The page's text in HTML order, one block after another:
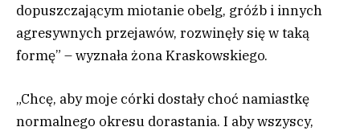
dopuszczającym miotanie obelg, gróźb i innych
agresywnych przejawów, rozwinęły się w taką
formę” – wyznała żona Kraskowskiego.
„Chcę, aby moje córki dostały choć namiastkę
normalnego okresu dorastania. I aby wszyscy,